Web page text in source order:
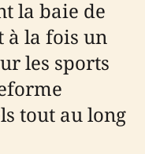
la baie de
à la fois un
les sports
tout au long